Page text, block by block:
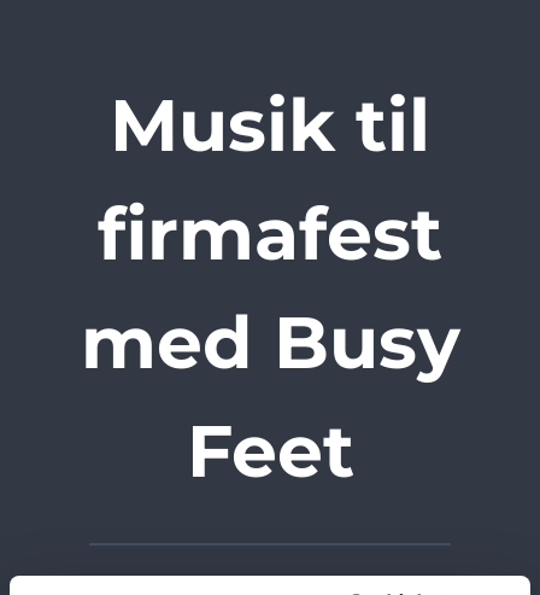
Musik til
firmafest
med Busy
Feet